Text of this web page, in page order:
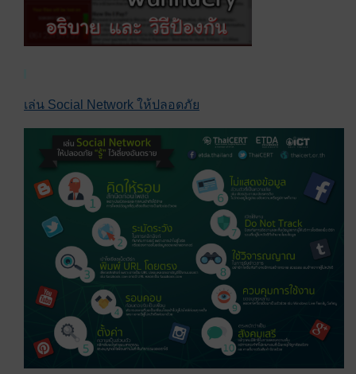
เล่น Social Network ให้ปลอดภัย